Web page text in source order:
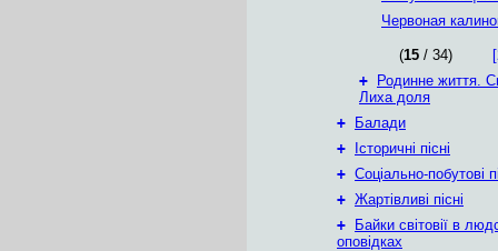
Червоная
(15 / 34)
+
Родинне життя.
Лиха доля
+
Балади
+
Історичні пісні
+ Соціально-побутові
+ Жартівливі пісні
+
Байки світовії в
оповідках